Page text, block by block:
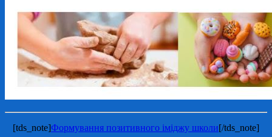
[tds_note]Формування позитивного іміджу школи[/tds_note]